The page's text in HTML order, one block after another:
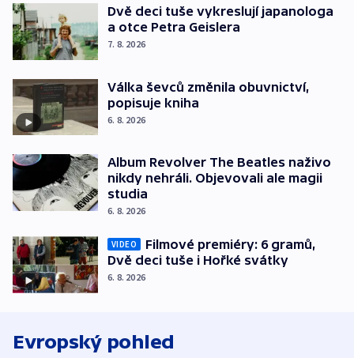
Dvě deci tuše vykreslují japanologa
a otce Petra Geislera
7. 8. 2026
Válka ševců změnila obuvnictví,
popisuje kniha
6. 8. 2026
Album Revolver The Beatles naživo
nikdy nehráli. Objevovali ale magii
studia
6. 8. 2026
VIDEO
Filmové premiéry: 6 gramů,
Dvě deci tuše i Hořké svátky
6. 8. 2026
Evropský pohled